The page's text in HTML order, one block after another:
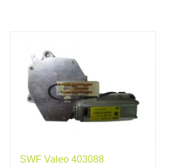
SWF Valeo 403088